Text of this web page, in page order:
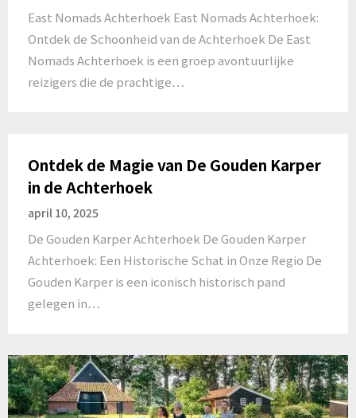
East Nomads Achterhoek East Nomads Achterhoek:
Ontdek de Schoonheid van de Achterhoek De East
Nomads Achterhoek is een groep avontuurlijke
reizigers die de prachtige…
Ontdek de Magie van De Gouden Karper
in de Achterhoek
april 10, 2025
De Gouden Karper Achterhoek De Gouden Karper
Achterhoek: Een Historische Schat in Onze Regio De
Gouden Karper is een iconisch historisch pand
gelegen in…